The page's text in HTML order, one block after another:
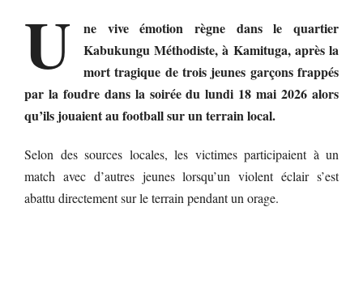
U
ne vive émotion règne dans le quartier
Kabukungu Méthodiste, à Kamituga, après la
mort tragique de trois jeunes garçons frappés
par la foudre dans la soirée du lundi 18 mai 2026 alors
qu’ils jouaient au football sur un terrain local.
Selon des sources locales, les victimes participaient à un
match avec d’autres jeunes lorsqu’un violent éclair s’est
abattu directement sur le terrain pendant un orage.